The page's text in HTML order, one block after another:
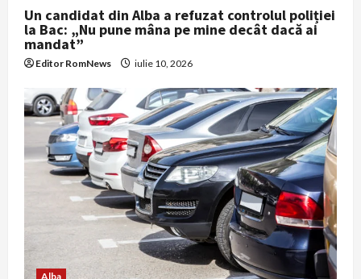
Un candidat din Alba a refuzat controlul poliției
la Bac: „Nu pune mâna pe mine decât dacă ai
mandat”
Editor RomNews iulie 10, 2026
Alba